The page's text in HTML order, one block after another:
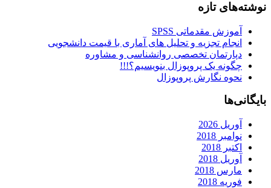
نوشته‌های تازه
آموزش مقدماتی SPSS
انجام تجزیه و تحلیل های آماری با قیمت دانشجویی
دپارتمان تخصصی روانشناسی و مشاوره
چگونه یک پروپوزال بنویسیم؟!!!
نحوه نگارش پروپوزال
بایگانی‌ها
آوریل 2026
نوامبر 2018
اکتبر 2018
آوریل 2018
مارس 2018
فوریه 2018